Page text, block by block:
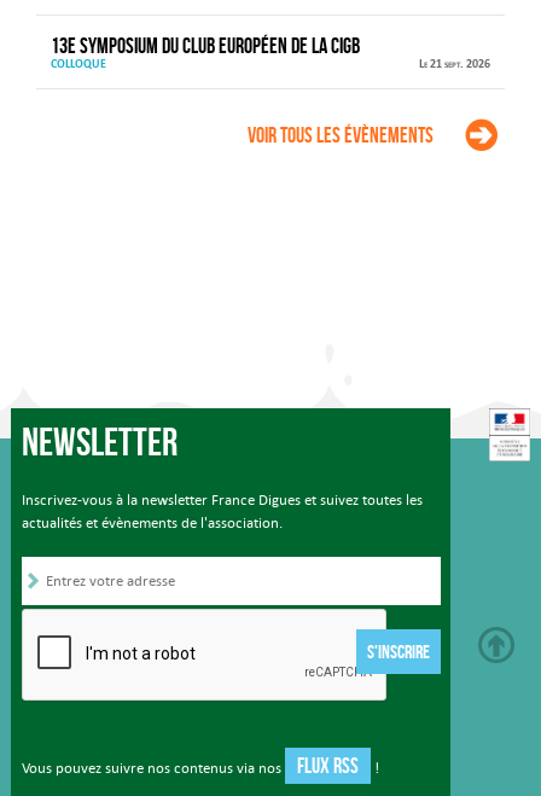
13e Symposium du Club européen de la CIGB
COLLOQUE Le 21 sept. 2026
Voir tous les évènements
Newsletter
Inscrivez-vous à la newsletter France Digues et suivez toutes les
actualités et évènements de l'association.
S'INSCRIRE
Vous pouvez suivre nos contenus via nos FLUX RSS !